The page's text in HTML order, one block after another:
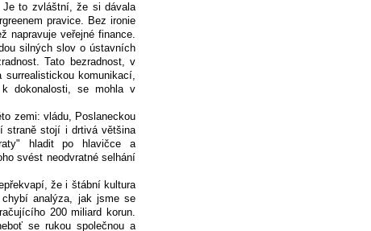
Je to zvláštní, že si dávala
pravice. Bez ironie
napravuje veřejné finance.
silných slov o ústavních
Tato bezradnost, v
komunikací,
dokonalosti, se mohla v
zemi: vládu, Poslaneckou
straně stojí i drtivá většina
hladit po hlavičce a
svést neodvratné selhání
že i štábní kultura
chybí analýza, jak jsme se
200 miliard korun.
se rukou společnou a